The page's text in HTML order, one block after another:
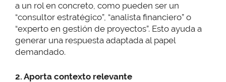
a un rol en concreto, como pueden ser un
“consultor estratégico”, “analista financiero” o
“experto en gestión de proyectos”. Esto ayuda a
generar una respuesta adaptada al papel
demandado.
2. Aporta contexto relevante